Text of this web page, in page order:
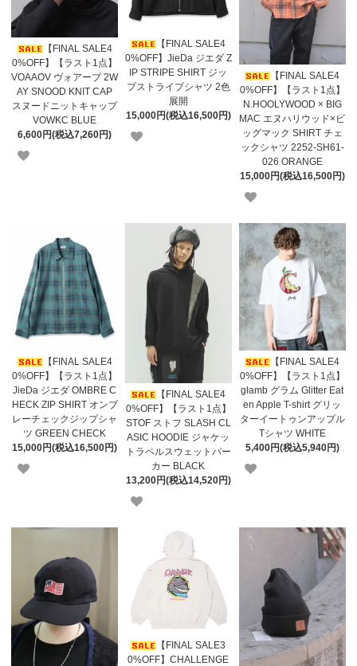
【FINAL SALE4
0%OFF】【ラスト1点】
VOAAOV ヴォアーブ 2W
AY SNOOD KNIT CAP
スヌードニットキャップ
VOWKC BLUE
6,600円(税込7,260円)
【FINAL SALE4
0%OFF】JieDa ジエダ Z
IP STRIPE SHIRT ジッ
プストライプシャツ 2色
展開
15,000円(税込16,500円)
【FINAL SALE4
0%OFF】【ラスト1点】
N.HOOLYWOOD × BIG
MAC エヌハリウッド×ビ
ッグマック SHIRT チェ
ックシャツ 2252-SH61-
026 ORANGE
15,000円(税込16,500円)
【FINAL SALE4
0%OFF】【ラスト1点】
JieDa ジエダ OMBRE C
HECK ZIP SHIRT オンブ
レーチェックジップシャ
ツ GREEN CHECK
15,000円(税込16,500円)
【FINAL SALE4
0%OFF】【ラスト1点】
STOF ストフ SLASH CL
ASIC HOODIE ジャケッ
トラペルスウェットパー
カー BLACK
13,200円(税込14,520円)
【FINAL SALE4
0%OFF】【ラスト1点】
glamb グラム Glitter Eat
en Apple T-shirt グリッ
ターイートゥンアップル
Tシャツ WHITE
5,400円(税込5,940円)
【FINAL SALE3
0%OFF】CHALLENGE